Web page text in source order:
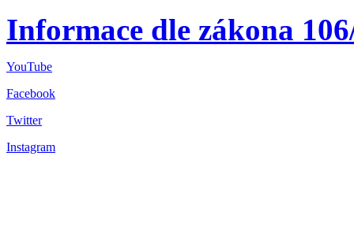
Informace dle zákona
YouTube
Facebook
Twitter
Instagram